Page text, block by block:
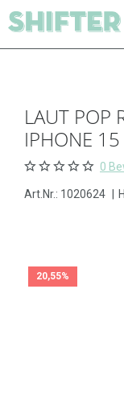
LAUT POP
IPHONE 15
0
Art.Nr.: 1020624
20,55%